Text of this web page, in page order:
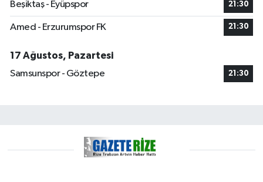
Beşiktaş - Eyüpspor 21:30
Amed - Erzurumspor FK 21:30
17 Ağustos, Pazartesi
Samsunspor - Göztepe
21:30